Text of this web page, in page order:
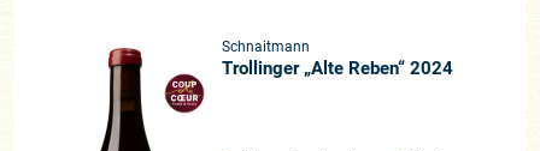
Schnaitmann
Trollinger „Alte Reben“ 2024